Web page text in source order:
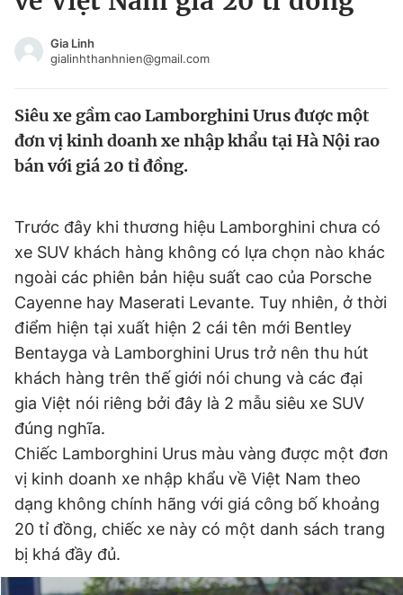
Chào ngày mới Tin 24h
Tin thị trường Tin 360
Video
Sản phẩm khác
Tiện ích Bạn cần biết
Thông tin tòa soạn Liên hệ quảng cáo
Đọc Thanh Niên trên điện thoại
Tin đã xem
Gia Linh
gialinhthanhnien@gmail.com
Siêu xe gầm cao Lamborghini Urus được một
đơn vị kinh doanh xe nhập khẩu tại Hà Nội rao
bán với giá 20 tỉ đồng.
Trước đây khi thương hiệu Lamborghini chưa có
xe SUV khách hàng không có lựa chọn nào khác
ngoài các phiên bản hiệu suất cao của Porsche
Cayenne hay Maserati Levante. Tuy nhiên, ở thời
điểm hiện tại xuất hiện 2 cái tên mới Bentley
Bentayga và Lamborghini Urus trở nên thu hút
khách hàng trên thế giới nói chung và các đại
gia Việt nói riêng bởi đây là 2 mẫu siêu xe SUV
đúng nghĩa.
Chiếc Lamborghini Urus màu vàng được một đơn
vị kinh doanh xe nhập khẩu về Việt Nam theo
dạng không chính hãng với giá công bố khoảng
20 tỉ đồng, chiếc xe này có một danh sách trang
bị khá đầy đủ.